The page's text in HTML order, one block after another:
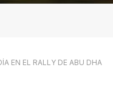
EN EL RALLY DE ABU DHA